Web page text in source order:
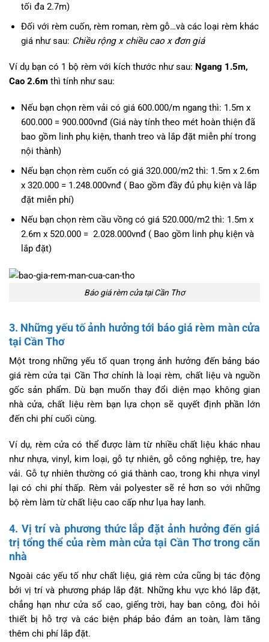
tối đa 2.7m)
Đối với rèm cuốn, rèm roman, rèm gỗ…và các loại rèm khác
giá như sau: Chiều rộng x chiều cao x đơn giá
Ví dụ bạn có 1 bộ rèm với kích thước như sau: Ngang 1.5m,
Cao 2.6m thì tính như sau:
Nếu bạn chọn rèm vải có giá 600.000/m ngang thì: 1.5m x
600.000 = 900.000vnđ (Giá này tính theo mét hoàn thiện đã
bao gồm linh phụ kiện, thanh treo và lắp đặt miễn phí trong
nội thành)
Nếu bạn chọn rèm cuốn có giá 320.000/m2 thì: 1.5m x 2.6m
x 320.000 = 1.248.000vnđ ( Bao gồm đầy đủ phụ kiện và lắp
đặt miễn phí)
Nếu bạn chọn rèm cầu vồng có giá 520.000/m2 thì: 1.5m x
2.6m x 520.000 = 2.028.000vnđ ( Bao gồm linh phụ kiện và
lắp đặt)
Báo giá rèm cửa tại Cần Thơ
3. Những yếu tố ảnh hưởng tới báo giá rèm màn cửa
tại Cần Thơ
Một trong những yếu tố quan trọng ảnh hưởng đến bảng báo
giá rèm cửa tại Cần Thơ chính là loại rèm, chất liệu và nguồn
gốc sản phẩm. Dù bạn muốn thay đổi diện mạo không gian
nhà cửa, chất liệu rèm bạn lựa chọn sẽ quyết định phần lớn
đến chi phí cuối cùng.
Ví dụ, rèm cửa có thể được làm từ nhiều chất liệu khác nhau
như nhựa, vinyl, kim loại, gỗ tự nhiên, gỗ công nghiệp, tre, hay
vải. Gỗ tự nhiên thường có giá thành cao, trong khi nhựa vinyl
lại có chi phí thấp. Rèm vải polyester sẽ rẻ hơn so với những
bộ rèm làm từ chất liệu cao cấp như lụa hay lanh.
4. Vị trí và phương thức lắp đặt ảnh hưởng đến giá
trị tổng thể của rèm màn cửa tại Cần Thơ trong căn
nhà
Ngoài các yếu tố như chất liệu, giá rèm cửa cũng bị tác động
bởi vị trí và phương pháp lắp đặt. Những khu vực khó lắp đặt,
chẳng hạn như cửa sổ cao, giếng trời, hay ban công, đòi hỏi
thiết bị hỗ trợ và các biện pháp bảo đảm an toàn, làm tăng
thêm chi phí lắp đặt.